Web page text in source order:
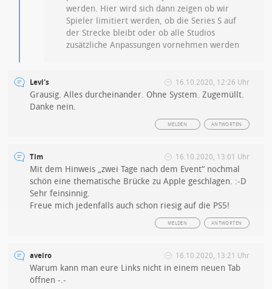
werden. Hier wird sich dann zeigen ob wir
Spieler limitiert werden, ob die Series S auf
der Strecke bleibt oder ob alle Studios
zusätzliche Anpassungen vornehmen werden
Levi's 16.10.2020, 12:26 Uhr
Grausig. Alles durcheinander. Ohne System. Zugemüllt.
Danke nein.
ANTWORTEN
MELDEN
Tim 16.10.2020, 13:01 Uhr
Mit dem Hinweis „zwei Tage nach dem Event“ nochmal
schön eine thematische Brücke zu Apple geschlagen. :-D
Sehr feinsinnig.
Freue mich jedenfalls auch schon riesig auf die PS5!
ANTWORTEN
MELDEN
aveiro 16.10.2020, 13:21 Uhr
Warum kann man eure Links nicht in einem neuen Tab
öffnen -.-